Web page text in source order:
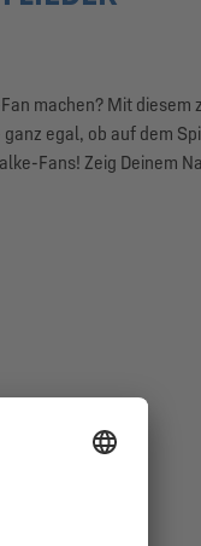
machen? Mit
egal, ob auf dem
Fans! Zeig Deinem